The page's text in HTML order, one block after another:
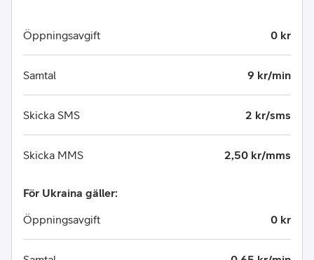
Öppningsavgift 0 kr
Samtal 9 kr/min
Skicka SMS 2 kr/sms
Skicka MMS 2,50 kr/mms
För Ukraina gäller:
Öppningsavgift 0 kr